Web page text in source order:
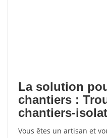
La solution
chantiers :
chantiers-
Vous êtes un artisan et